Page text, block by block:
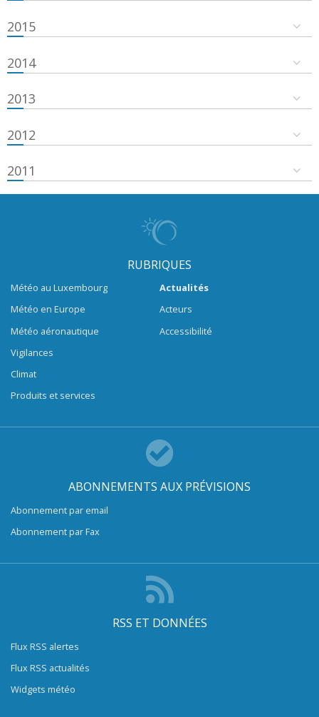
2015
2014
2013
2012
2011
RUBRIQUES
Météo au Luxembourg
Météo en Europe
Météo aéronautique
Vigilances
Climat
Produits et services
Actualités
Acteurs
Accessibilité
ABONNEMENTS AUX PRÉVISIONS
Abonnement par email
Abonnement par Fax
RSS ET DONNÉES
Flux RSS alertes
Flux RSS actualités
Widgets météo